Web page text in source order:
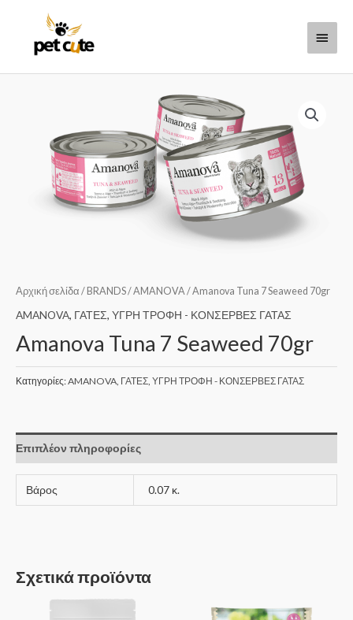
περιεχόμενο
Κύριο
Αρχική σελίδα / BRANDS/AMANOVA / Amanova Tuna 7 Seaweed 70gr
AMANOVA, ΓΑΤΕΣ, ΥΓΡΗ ΤΡΟΦΗ - ΚΟΝΣΕΡΒΕΣ ΓΑΤΑΣ
Amanova Tuna 7 Seaweed 70gr
Κατηγορίες:AMANOVA ΓΑΤΕΣ ΥΓΡΗ ΤΡΟΦΗ - ΚΟΝΣΕΡΒΕΣ ΓΑΤΑΣ
Επιπλέον πληροφορίες
Βάρος 0.07 κ.
Σχετικά προϊόντα